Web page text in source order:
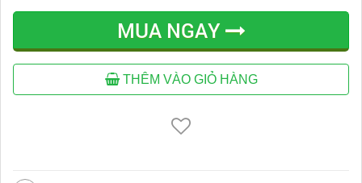
MUA NGAY
THÊM VÀO GIỎ HÀNG